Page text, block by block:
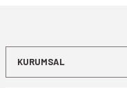
KURUMSAL